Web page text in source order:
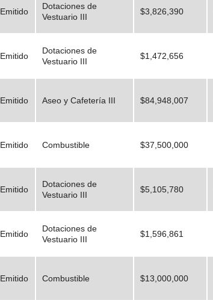
Emitido
Dotaciones de
Vestuario III
$3,826,390
Emitido
Dotaciones de
Vestuario III
$1,472,656
Emitido Aseo y Cafetería III $84,948,007
Emitido Combustible $37,500,000
Emitido
Dotaciones de
Vestuario III
$5,105,780
Emitido
Dotaciones de
Vestuario III
$1,596,861
Emitido Combustible $13,000,000